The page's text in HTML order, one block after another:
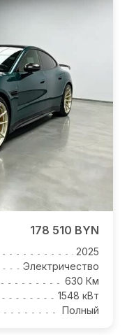
178 510 BYN
2025
Электричество
630 Км
1548 кВт
Полный